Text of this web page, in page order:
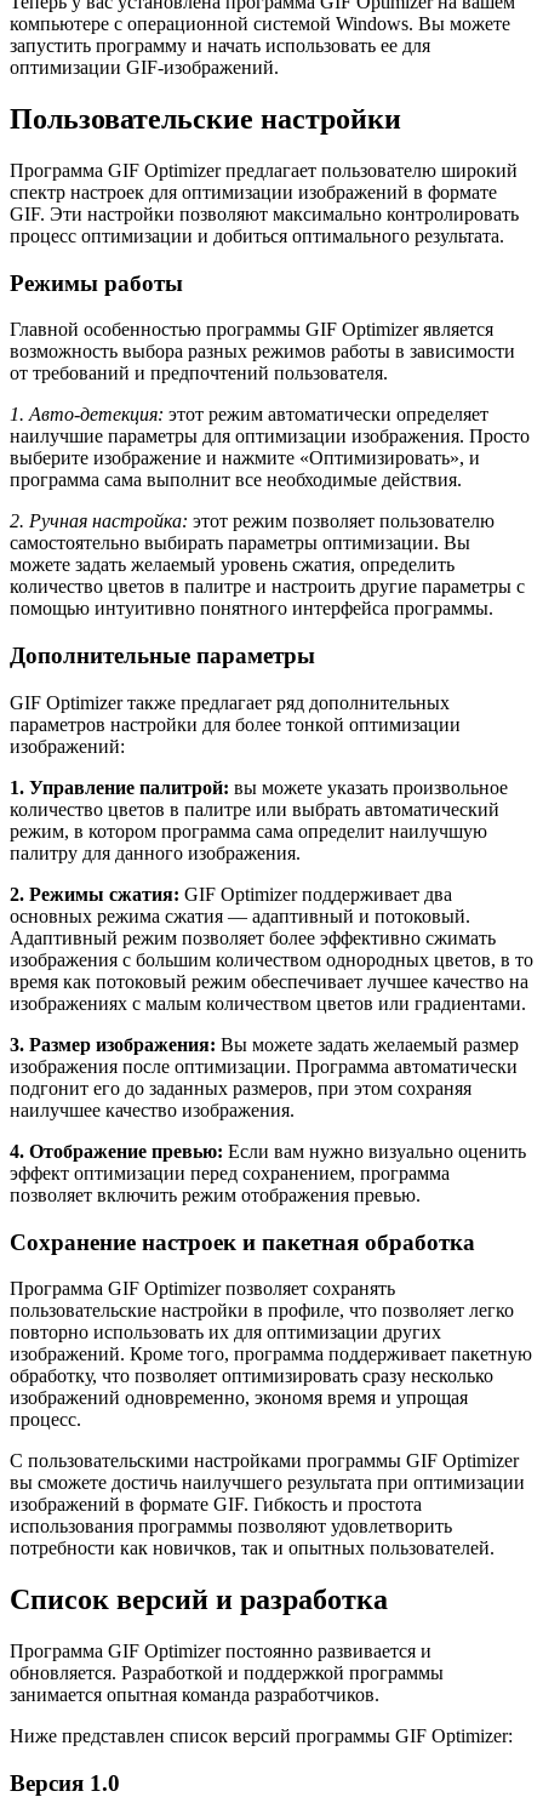
компьютере с операционной системой Windows. Вы можете
запустить программу и начать использовать ее для
оптимизации GIF-изображений.
Пользовательские настройки
Программа GIF Optimizer предлагает пользователю широкий
спектр настроек для оптимизации изображений в формате
GIF. Эти настройки позволяют максимально контролировать
процесс оптимизации и добиться оптимального результата.
Режимы работы
Главной особенностью программы GIF Optimizer является
возможность выбора разных режимов работы в зависимости
от требований и предпочтений пользователя.
1. Авто-детекция: этот режим автоматически определяет
наилучшие параметры для оптимизации изображения. Просто
выберите изображение и нажмите «Оптимизировать», и
программа сама выполнит все необходимые действия.
2. Ручная настройка: этот режим позволяет пользователю
самостоятельно выбирать параметры оптимизации. Вы
можете задать желаемый уровень сжатия, определить
количество цветов в палитре и настроить другие параметры с
помощью интуитивно понятного интерфейса программы.
Дополнительные параметры
GIF Optimizer также предлагает ряд дополнительных
параметров настройки для более тонкой оптимизации
изображений:
1. Управление палитрой: вы можете указать произвольное
количество цветов в палитре или выбрать автоматический
режим, в котором программа сама определит наилучшую
палитру для данного изображения.
2. Режимы сжатия: GIF Optimizer поддерживает два
основных режима сжатия — адаптивный и потоковый.
Адаптивный режим позволяет более эффективно сжимать
изображения с большим количеством однородных цветов, в то
время как потоковый режим обеспечивает лучшее качество на
изображениях с малым количеством цветов или градиентами.
3. Размер изображения: Вы можете задать желаемый размер
изображения после оптимизации. Программа автоматически
подгонит его до заданных размеров, при этом сохраняя
наилучшее качество изображения.
4. Отображение превью: Если вам нужно визуально оценить
эффект оптимизации перед сохранением, программа
позволяет включить режим отображения превью.
Сохранение настроек и пакетная обработка
Программа GIF Optimizer позволяет сохранять
пользовательские настройки в профиле, что позволяет легко
повторно использовать их для оптимизации других
изображений. Кроме того, программа поддерживает пакетную
обработку, что позволяет оптимизировать сразу несколько
изображений одновременно, экономя время и упрощая
процесс.
С пользовательскими настройками программы GIF Optimizer
вы сможете достичь наилучшего результата при оптимизации
изображений в формате GIF. Гибкость и простота
использования программы позволяют удовлетворить
потребности как новичков, так и опытных пользователей.
Список версий и разработка
Программа GIF Optimizer постоянно развивается и
обновляется. Разработкой и поддержкой программы
занимается опытная команда разработчиков.
Ниже представлен список версий программы GIF Optimizer:
Версия 1.0